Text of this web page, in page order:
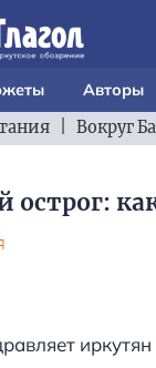
Авторы
Вокруг
острог: